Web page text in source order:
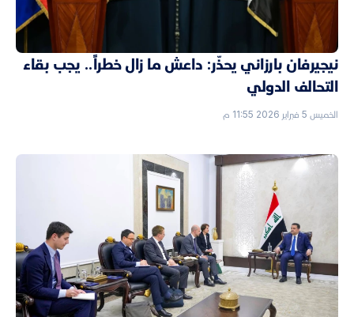
نيجيرفان بارزاني يحذّر: داعش ما زال خطراً.. يجب بقاء
التحالف الدولي
الخميس 5 فبراير 2026 11:55 م